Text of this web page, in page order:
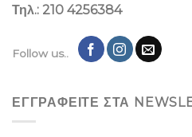
Τηλ.: 210 4256384
Follow us..
ΕΓΓΡΑΦΕΙΤΕ ΣΤΑ